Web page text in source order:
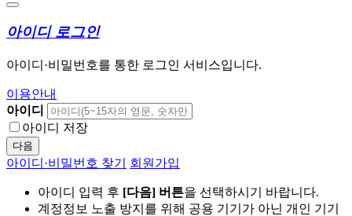
아이디 로그인
아이디·비밀번호를 통한 로그인 서비스입니다.
이용안내
아이디
아이디 저장
다음
아이디·비밀번호 찾기 회원가입
아이디 입력 후 [다음] 버튼을 선택하시기 바랍니다.
계정정보 노출 방지를 위해 공용 기기가 아닌 개인 기기